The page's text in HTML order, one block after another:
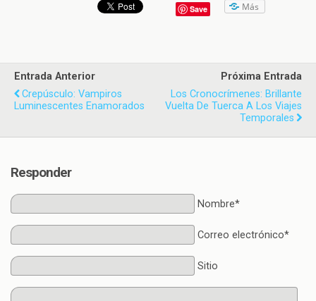
Save Más
Entrada Anterior
Crepúsculo: Vampiros
Luminescentes Enamorados
Próxima Entrada
Los Cronocrímenes: Brillante
Vuelta De Tuerca A Los Viajes
Temporales
Responder
Nombre*
Correo electrónico*
Sitio